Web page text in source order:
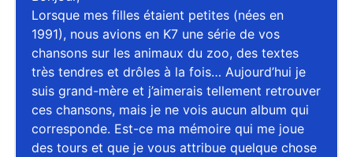
Lorsque mes filles étaient petites (nées en
1991), nous avions en K7 une série de vos
chansons sur les animaux du zoo, des textes
très tendres et drôles à la fois… Aujourd’hui je
suis grand-mère et j’aimerais tellement retrouver
ces chansons, mais je ne vois aucun album qui
corresponde. Est-ce ma mémoire qui me joue
des tours et que je vous attribue quelque chose